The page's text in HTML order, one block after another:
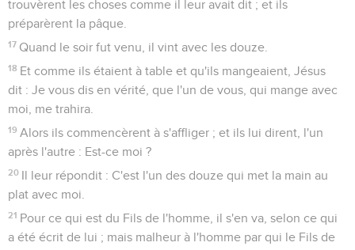
sacrificateur. Et il était assis avec les domestiques, et se
chauffait près du feu.
55
Or, les principaux sacrificateurs et tout le sanhédrin
cherchaient un témoignage contre Jésus, pour le faire
mourir ; et ils n'en trouvaient point.
56 Car plusieurs rendaient de faux témoignages contre lui ;
mais leurs dépositions ne s'accordaient pas.
57 Alors quelques-uns se levèrent, qui portèrent un faux
témoignage contre lui, disant :
58
Nous lui avons entendu dire : Je détruirai ce temple, fait
de main d'homme, et dans trois jours j'en rebâtirai un autre,
qui ne sera point fait de main d'homme.